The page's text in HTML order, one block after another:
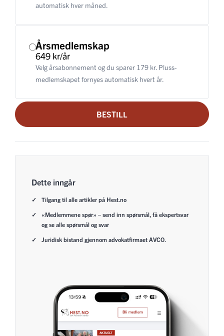
automatisk hver måned.
Årsmedlemskap
649 kr/år
Velg årsabonnement og du sparer 179 kr. Pluss-
medlemskapet fornyes automatisk hvert år.
BESTILL
Dette inngår
Tilgang til alle artikler på Hest.no
«Medlemmene spør» – send inn spørsmål, få ekspertsvar
og se alle spørsmål og svar
Juridisk bistand gjennom advokatfirmaet AVCO.